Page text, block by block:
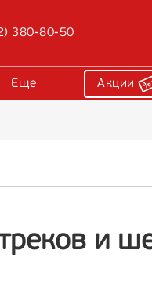
380-80-50
Еще Акции
и